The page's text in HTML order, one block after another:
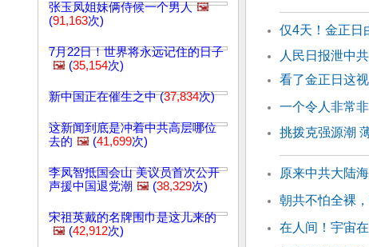
张玉凤姐妹俩侍候一个男人 🖼️
(91,163次)
7月22日！世界将永远记住的日子
🖼️ (35,154次)
新中国正在催生之中 (37,834次)
这新闻到底是冲着中共高层哪位
去的 🖼️ (41,699次)
李凤智抵国会山 美议员首次公开
声援中国退党潮 🖼️ (38,329次)
宋祖英戴的名牌围巾是这儿来的
🖼️ (42,912次)
仅4天！金正日
人民日报泄中
看了金正日这
一个令人非常
挑拨克强源潮
原来中共大陆
朝共不怕全裸
在人间！宇宙